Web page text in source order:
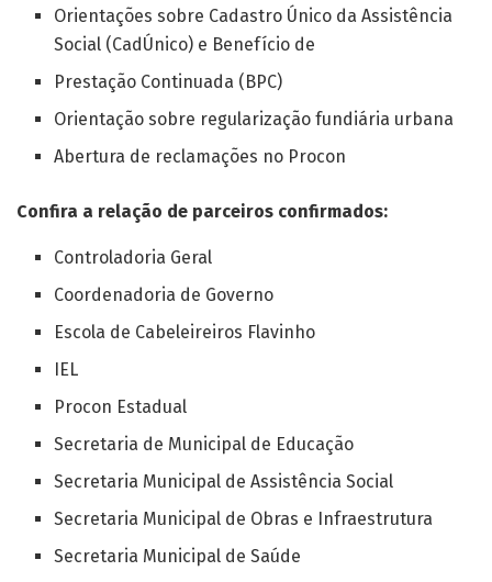
Orientações sobre Cadastro Único da Assistência
Social (CadÚnico) e Benefício de
Prestação Continuada (BPC)
Orientação sobre regularização fundiária urbana
Abertura de reclamações no Procon
Confira a relação de parceiros confirmados:
Controladoria Geral
Coordenadoria de Governo
Escola de Cabeleireiros Flavinho
IEL
Procon Estadual
Secretaria de Municipal de Educação
Secretaria Municipal de Assistência Social
Secretaria Municipal de Obras e Infraestrutura
Secretaria Municipal de Saúde